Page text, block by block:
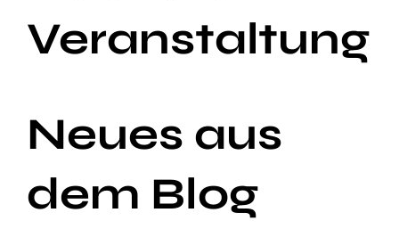
Veranstaltung
Neues aus
dem Blog